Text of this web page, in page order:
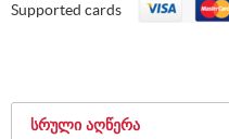
Supported cards
ᲡᲠᲣᲚᲘ ᲐᲦᲬᲔᲠᲐ